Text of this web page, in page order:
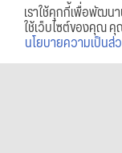
เราใช้คุกกี้เพื่อพัฒน
ใช้เว็บไซต์ของคุณ
นโยบายความเป็นส่